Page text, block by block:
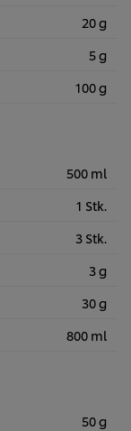
20 g
5 g
100 g
500 ml
1 Stk.
3 Stk.
3 g
30 g
800 ml
50 g